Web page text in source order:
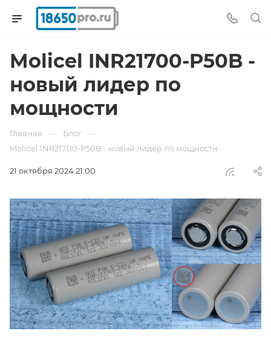
Molicel INR21700-P50B -
новый лидер по
мощности
Главная — Блог —
Molicel INR21700-P50B - новый лидер по мощности
21 октября 2024 21:00